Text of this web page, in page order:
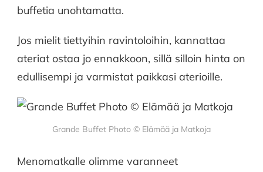
buffetia unohtamatta.
Jos mielit tiettyihin ravintoloihin, kannattaa
ateriat ostaa jo ennakkoon, sillä silloin hinta on
edullisempi ja varmistat paikkasi aterioille.
Grande Buffet Photo © Elämää ja Matkoja
Menomatkalle olimme varanneet